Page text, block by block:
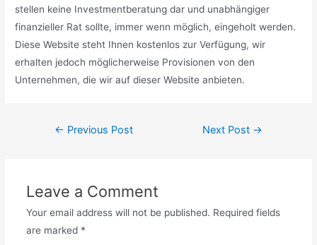
stellen keine Investmentberatung dar und unabhängiger
finanzieller Rat sollte, immer wenn möglich, eingeholt werden.
Diese Website steht Ihnen kostenlos zur Verfügung, wir
erhalten jedoch möglicherweise Provisionen von den
Unternehmen, die wir auf dieser Website anbieten.
Post← Previous Post Next Post →
Leave a Comment
Your email address will not be published. Required fields
are marked *